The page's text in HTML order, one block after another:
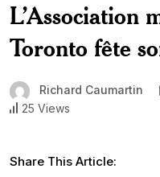
L’Association
Toronto fête
Richard Caumartin
25 Views
Share This Article: